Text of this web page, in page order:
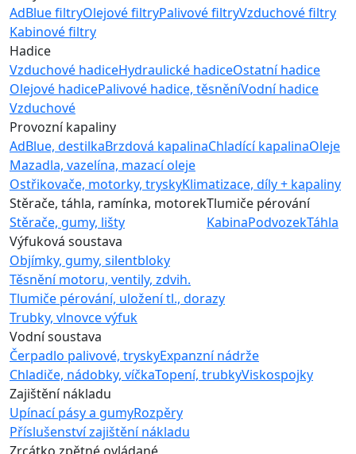
AdBlue filtryOlejové filtryPalivové filtryVzduchové filtry
Kabinové filtry
Hadice
Vzduchové hadiceHydraulické hadiceOstatní hadice
Olejové hadicePalivové hadice, těsněníVodní hadice
Vzduchové
Provozní kapaliny
AdBlue, destilkaBrzdová kapalinaChladící kapalinaOleje
Mazadla, vazelína, mazací oleje
Ostřikovače, motorky, tryskyKlimatizace, díly + kapaliny
Stěrače, táhla, ramínka, motorek
Stěrače, gumy, lišty
Tlumiče pérování
KabinaPodvozekTáhla
Výfuková soustava
Objímky, gumy, silentbloky
Těsnění motoru, ventily, zdvih.
Tlumiče pérování, uložení tl., dorazy
Trubky, vlnovce výfuk
Vodní soustava
Čerpadlo palivové, tryskyExpanzní nádrže
Chladiče, nádobky, víčkaTopení, trubkyViskospojky
Zajištění nákladu
Upínací pásy a gumyRozpěry
Příslušenství zajištění nákladu